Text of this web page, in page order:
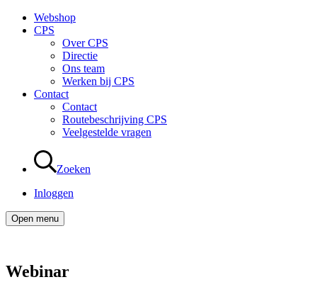
Webshop
CPS
Over CPS
Directie
Ons team
Werken bij CPS
Contact
Contact
Routebeschrijving CPS
Veelgestelde vragen
Zoeken
Inloggen
Open menu
Webinar